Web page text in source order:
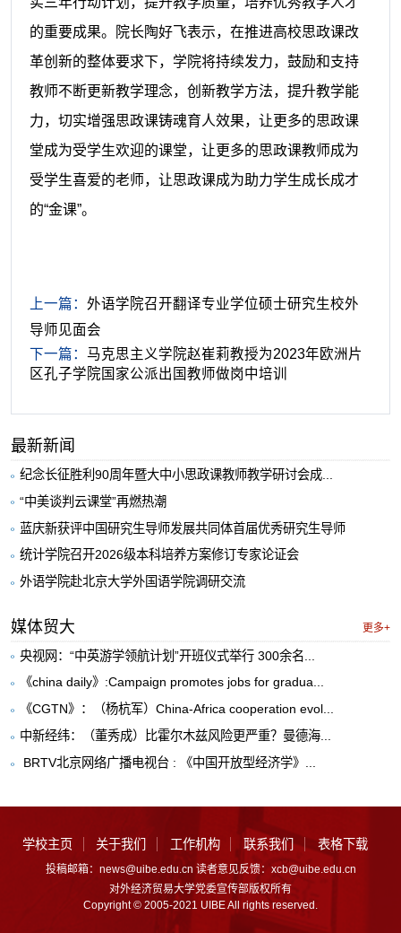
的重要成果。院长陶好飞表示， 在推进高校思政课改
革创新的整体要求下，学院将持续发力，鼓励和支持
教师不断更新教学理念，创新教学方法，提升教学能
力， 切实增强思政课铸魂育人效果，让更多的思政课
堂成为受学生欢迎的课堂，让更多的思政课教师成为
受学生喜爱的老师，让思政课成为助力学生成长成才
的“金课”。
上一篇： 外语学院召开翻译专业学位硕士研究生校外
导师见面会
下一篇： 马克思主义学院赵崔莉教授为2023年欧洲片
区孔子学院国家公派出国教师做岗中培训
最新新闻
纪念长征胜利90周年暨大中小思政课教师教学研讨会成...
“中美谈判云课堂”再燃热潮
蓝庆新获评中国研究生导师发展共同体首届优秀研究生导师
统计学院召开2026级本科培养方案修订专家论证会
外语学院赴北京大学外国语学院调研交流
媒体贸大 更多+
央视网：“中英游学领航计划”开班仪式举行 300余名...
《china daily》:Campaign promotes jobs for gradua...
《CGTN》：（杨杭军）China-Africa cooperation evol...
中新经纬：（董秀成）比霍尔木兹风险更严重？曼德海...
​ BRTV北京网络广播电视台 : 《中国开放型经济学》...
学校主页 关于我们 工作机构 联系我们 表格下载
投稿邮箱：news@uibe.edu.cn 读者意见反馈：xcb@uibe.edu.cn
对外经济贸易大学党委宣传部版权所有
Copyright © 2005-2021 UIBE All rights reserved.